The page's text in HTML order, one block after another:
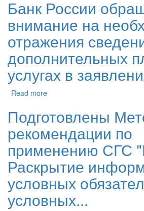
Банк России
внимание на
отражения
дополнительных
услугах в
Read more
Подготовлены
рекомендации по
применению СГС
Раскрытие
условных
условных...